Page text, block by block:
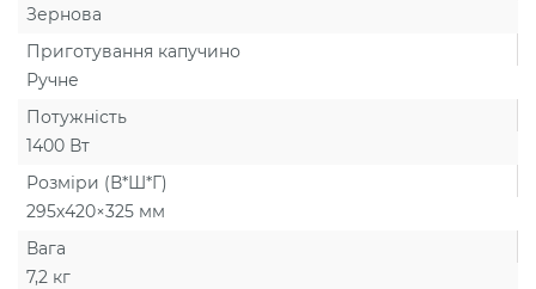
Зернова
Приготування капучино
Ручне
Потужність
1400 Вт
Розміри (В*Ш*Г)
295х420×325 мм
Вага
7,2 кг